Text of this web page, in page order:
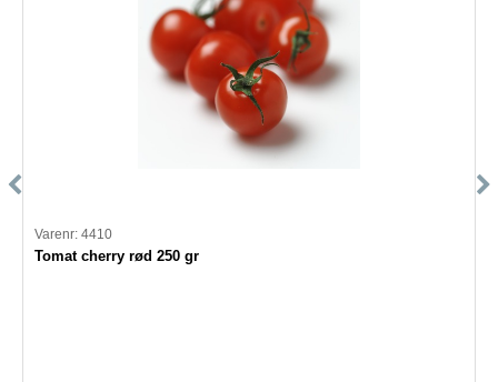
Varenr: 4410
Tomat cherry rød 250 gr